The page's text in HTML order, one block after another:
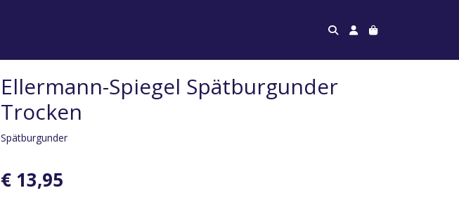
Ellermann-Spiegel Spätburgunder
Trocken
Spätburgunder
€ 13,95